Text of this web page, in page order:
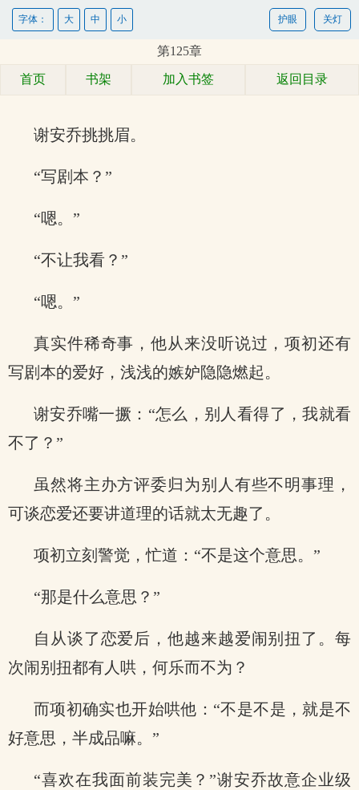
关灯
护眼
字体： 大 中 小
第125章
首页 书架 加入书签 返回目录
谢安乔挑挑眉。
“写剧本？”
“嗯。”
“不让我看？”
“嗯。”
真实件稀奇事，他从来没听说过，项初还有
写剧本的爱好，浅浅的嫉妒隐隐燃起。
谢安乔嘴一撅：“怎么，别人看得了，我就看
不了？”
虽然将主办方评委归为别人有些不明事理，
可谈恋爱还要讲道理的话就太无趣了。
项初立刻警觉，忙道：“不是这个意思。”
“那是什么意思？”
自从谈了恋爱后，他越来越爱闹别扭了。每
次闹别扭都有人哄，何乐而不为？
而项初确实也开始哄他：“不是不是，就是不
好意思，半成品嘛。”
“喜欢在我面前装完美？”谢安乔故意企业级